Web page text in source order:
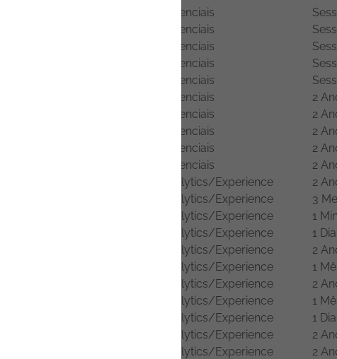
Essenciais
Essenciais
Essenciais
Essenciais
Essenciais
Essenciais 2
Essenciais 2
Essenciais 2
Essenciais 2
Essenciais 2
Analytics/Experience 2
Analytics/Experience 3
Analytics/Experience 1
Analytics/Experience 1 Dia
Analytics/Experience 2
Analytics/Experience 1
Analytics/Experience 2
Analytics/Experience 1
Analytics/Experience 1 Dia
Analytics/Experience 2
Analytics/Experience 2